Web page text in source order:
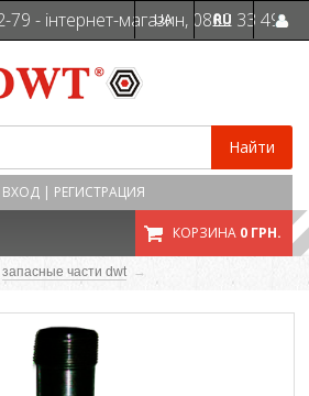
- інтернет-магазин, 0800 33 49
UA RU
Найти
ВХОД | РЕГИСТРАЦИЯ
КОРЗИНА 0 ГРН.
запасные части dwt →